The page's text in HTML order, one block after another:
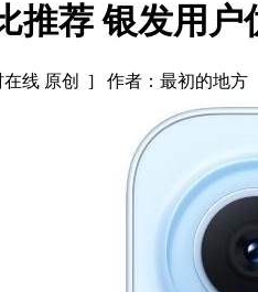
推荐 银发用户
线 原创 ] 作者：最初的地方